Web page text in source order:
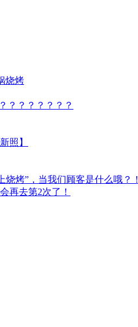
烧烤
？？？？？？？
照】
烤”，当我们顾客是什么哦？！
再去第2次了！